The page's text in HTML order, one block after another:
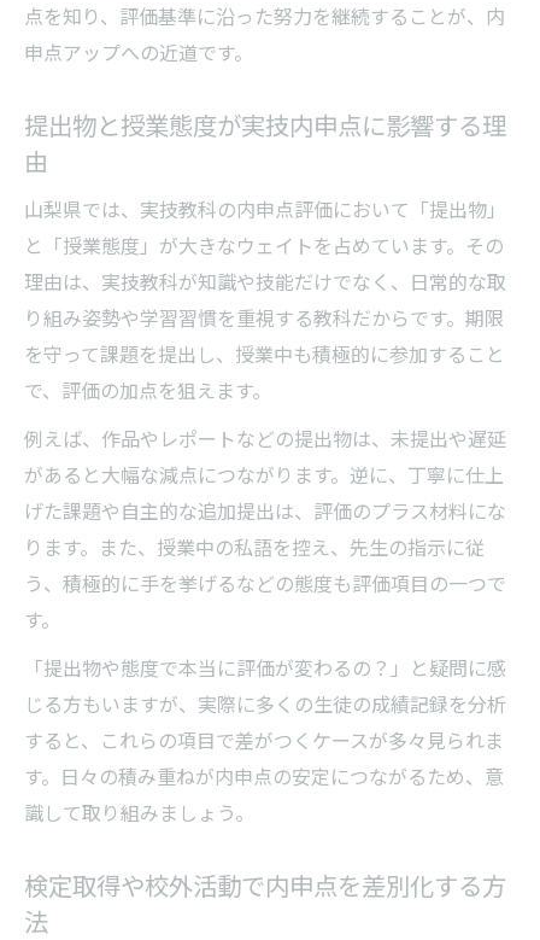
点を知り、評価基準に沿った努力を継続することが、内
申点アップへの近道です。
提出物と授業態度が実技内申点に影響する理
由
山梨県では、実技教科の内申点評価において「提出物」
と「授業態度」が大きなウェイトを占めています。その
理由は、実技教科が知識や技能だけでなく、日常的な取
り組み姿勢や学習習慣を重視する教科だからです。期限
を守って課題を提出し、授業中も積極的に参加すること
で、評価の加点を狙えます。
例えば、作品やレポートなどの提出物は、未提出や遅延
があると大幅な減点につながります。逆に、丁寧に仕上
げた課題や自主的な追加提出は、評価のプラス材料にな
ります。また、授業中の私語を控え、先生の指示に従
う、積極的に手を挙げるなどの態度も評価項目の一つで
す。
「提出物や態度で本当に評価が変わるの？」と疑問に感
じる方もいますが、実際に多くの生徒の成績記録を分析
すると、これらの項目で差がつくケースが多々見られま
す。日々の積み重ねが内申点の安定につながるため、意
識して取り組みましょう。
検定取得や校外活動で内申点を差別化する方
法